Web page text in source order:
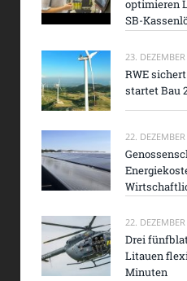
optimieren
SB-
23.
RWE
startet Bau
22.
22.
Drei
Litauen
Minuten